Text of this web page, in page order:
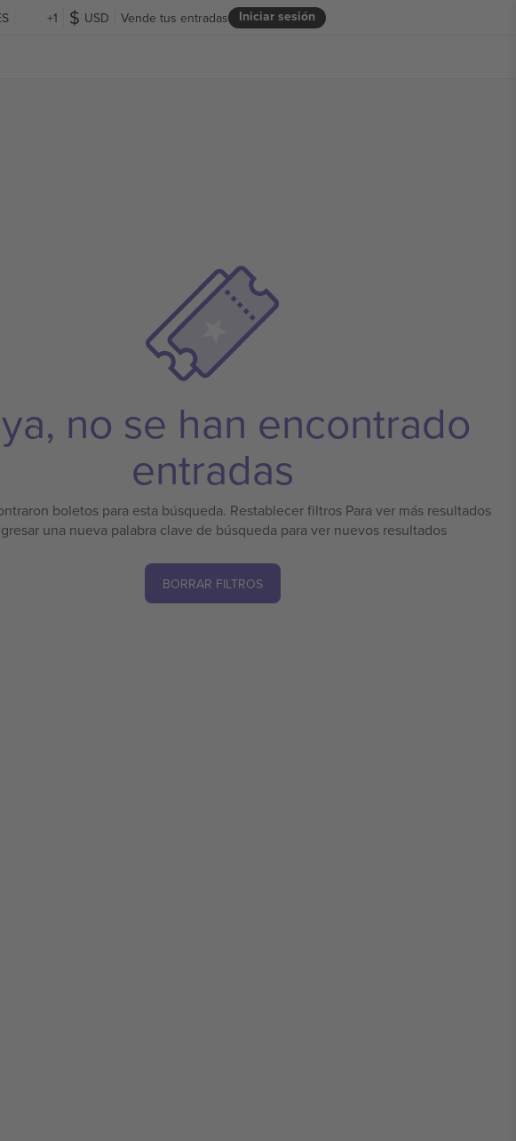
+1 USD Iniciar sesión
Vende tus entradas
no se han encontrado
entradas
boletos para esta búsqueda. Restablecer filtros Para ver más resultados
una nueva palabra clave de búsqueda para ver nuevos resultados
BORRAR FILTROS